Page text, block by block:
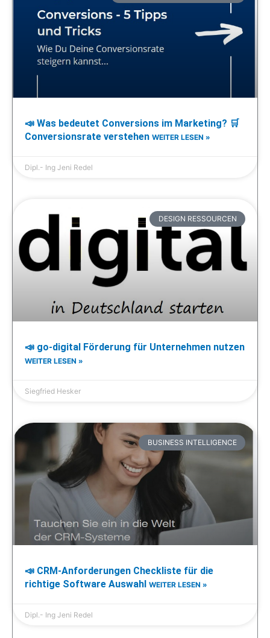
📣 Was bedeutet Conversions im Marketing? 🛒
Conversionsrate verstehen WEITER LESEN »
Dipl.- Ing Jeni Redel
DESIGN RESSOURCEN
📣 go-digital Förderung für Unternehmen nutzen
WEITER LESEN »
Siegfried Hesker
BUSINESS INTELLIGENCE
📣 CRM-Anforderungen Checkliste für die
richtige Software Auswahl WEITER LESEN »
Dipl.- Ing Jeni Redel